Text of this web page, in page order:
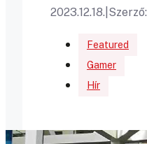
2023.12.18. Szerző:
Featured
Gamer
Hír